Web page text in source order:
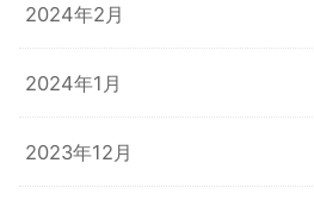
2024年2月
2024年1月
2023年12月